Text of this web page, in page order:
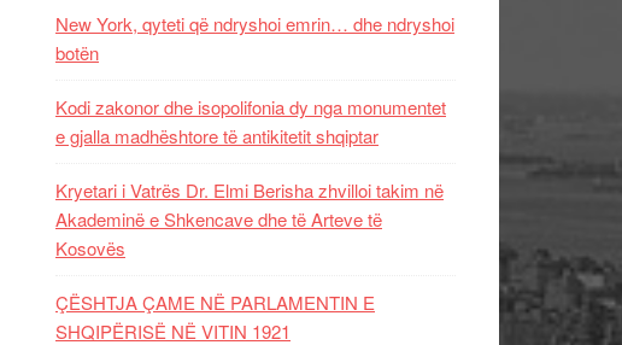
New York, qyteti që ndryshoi emrin… dhe ndryshoi
botën
Kodi zakonor dhe isopolifonia dy nga monumentet
e gjalla madhështore të antikitetit shqiptar
Kryetari i Vatrës Dr. Elmi Berisha zhvilloi takim në
Akademinë e Shkencave dhe të Arteve të
Kosovës
ÇËSHTJA ÇAME NË PARLAMENTIN E
SHQIPËRISË NË VITIN 1921